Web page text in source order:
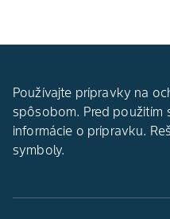
Používajte prípravky na
spôsobom. Pred použitím
informácie o prípravku.
symboly.